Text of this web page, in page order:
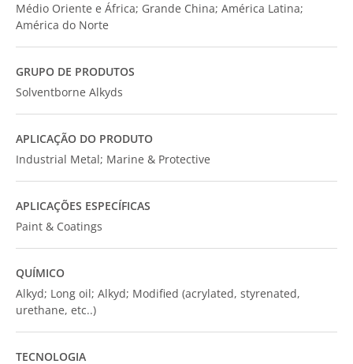
Médio Oriente e África; Grande China; América Latina;
América do Norte
GRUPO DE PRODUTOS
Solventborne Alkyds
APLICAÇÃO DO PRODUTO
Industrial Metal; Marine & Protective
APLICAÇÕES ESPECÍFICAS
Paint & Coatings
QUÍMICO
Alkyd; Long oil; Alkyd; Modified (acrylated, styrenated,
urethane, etc..)
TECNOLOGIA